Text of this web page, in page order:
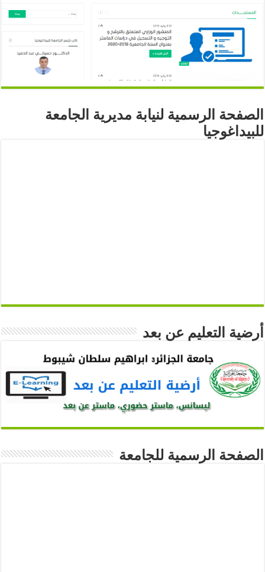
الصفحة الرسمية لنيابة مديرية الجامعة
للبيداغوجيا
أرضية التعليم عن بعد
الصفحة الرسمية للجامعة